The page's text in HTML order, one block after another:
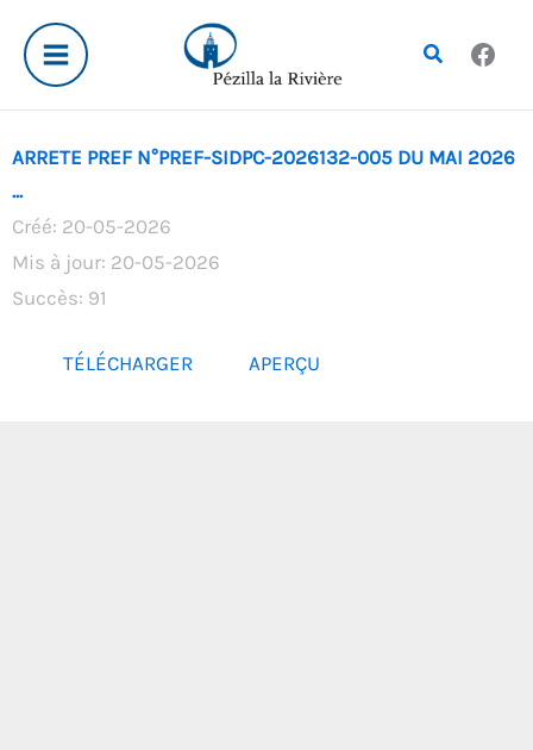
contenu
Rechercher
ARRETE PREF N°PREF-SIDPC-2026132-005 DU MAI 2026
...
Créé: 20-05-2026
Mis à jour: 20-05-2026
Succès: 91
TÉLÉCHARGER APERÇU